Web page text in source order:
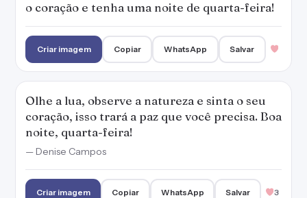
o coração e tenha uma noite de quarta-feira!
Criar imagem Copiar WhatsApp Salvar
Olhe a lua, observe a natureza e sinta o seu
coração, isso trará a paz que você precisa. Boa
noite, quarta-feira!
— Denise Campos
Criar imagem Copiar WhatsApp Salvar 3